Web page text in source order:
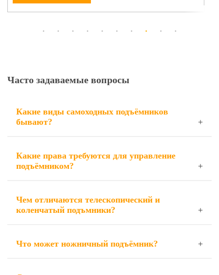
Часто задаваемые вопросы
Какие виды самоходных подъёмников
бывают?
Какие права требуются для управление
подъёмником?
Чем отличаются телескопический и
коленчатый подъмники?
Что может ножничный подъёмник?